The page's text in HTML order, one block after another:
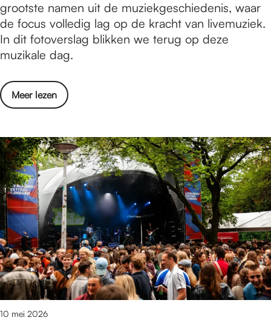
o
e
d
!
0
2
6
:
o
r
n
g
o
e
d
t
o
v
e
s
l
:
I
c
o
n
i
c
F
e
s
t
i
grootste namen uit de muziekgeschiedenis, waar
de focus volledig lag op de kracht van livemuziek.
In dit fotoverslag blikken we terug op deze
muzikale dag.
Meer lezen
o
v
r
F
o
t
o
v
e
r
s
l
a
g
10 mei 2026